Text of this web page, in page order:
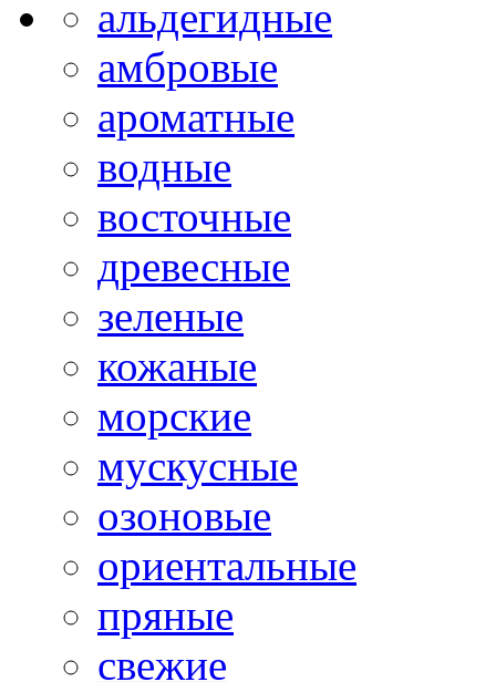
альдегидные
амбровые
ароматные
водные
восточные
древесные
зеленые
кожаные
морские
мускусные
озоновые
ориентальные
пряные
свежие